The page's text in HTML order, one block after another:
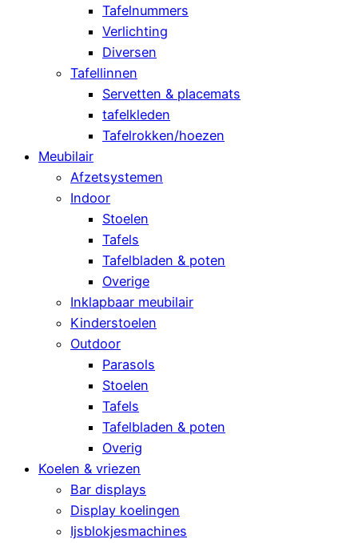
Tafelnummers
Verlichting
Diversen
Tafellinnen
Servetten & placemats
tafelkleden
Tafelrokken/hoezen
Meubilair
Afzetsystemen
Indoor
Stoelen
Tafels
Tafelbladen & poten
Overige
Inklapbaar meubilair
Kinderstoelen
Outdoor
Parasols
Stoelen
Tafels
Tafelbladen & poten
Overig
Koelen & vriezen
Bar displays
Display koelingen
Ijsblokjesmachines